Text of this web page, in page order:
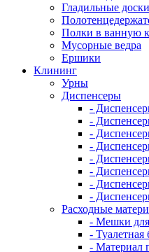
Гладильные доски
Полки в ванную
Мусорные ведра
Ершики
Клининг
Урны
Диспенсеры
-
-
-
-
-
-
-
-
Расходные
- Мешки
- Туалетная
- Материал